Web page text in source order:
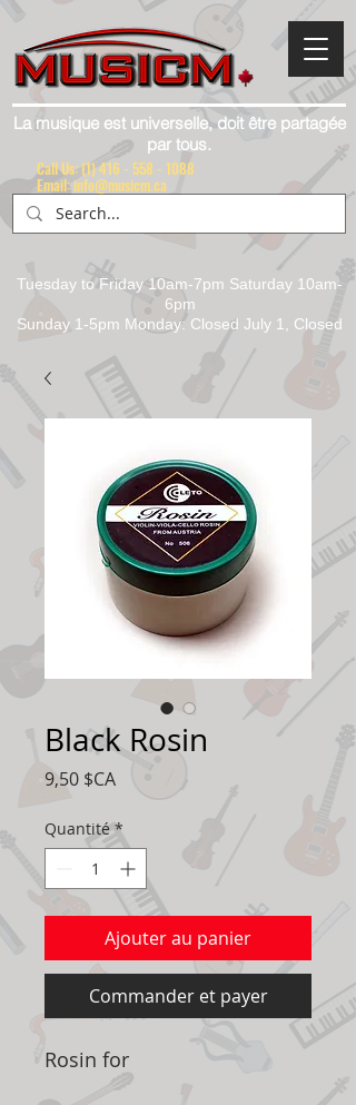
La musique est universelle, doit être partagée
par tous.
Tuesday to Friday 10am-7pm Saturday 10am-
6pm
Sunday 1-5pm Monday: Closed July 1, Closed
Call Us: (1) 416 - 558 - 1088
Email: info@musicm.ca
Black Rosin
9,50 $CAPrix
Quantité *
Ajouter au panier
Commander et payer
Rosin for